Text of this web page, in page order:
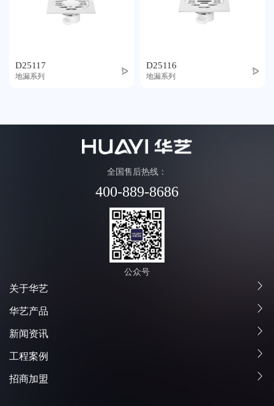
D25117
地漏系列
D25116
地漏系列
全国售后热线：
400-889-8686
公众号
关于华艺
华艺产品
新闻资讯
工程案例
招商加盟